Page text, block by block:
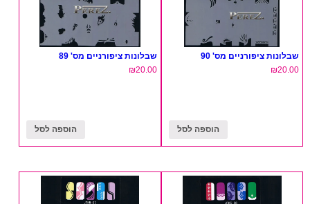
שבלונות ציפורניים מס' 90
₪20.00
הוספה לסל
שבלונות ציפורניים מס' 89
₪20.00
הוספה לסל